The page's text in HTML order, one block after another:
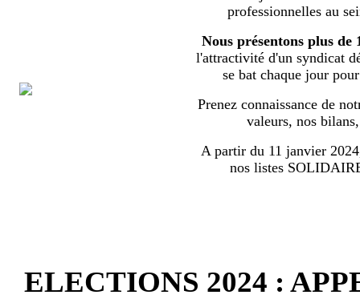
professionnelles au
Nous présentons plus de
l'attractivité d'un syndicat
se bat chaque jour
Prenez connaissance de
valeurs, nos
A partir du 11 janvier
nos listes
ELECTIONS 2024 :